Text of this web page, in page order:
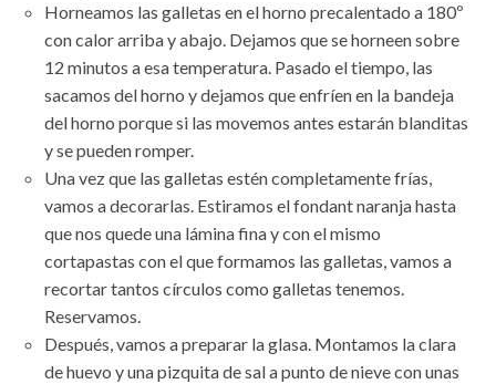
Horneamos las galletas en el horno precalentado a 180º
con calor arriba y abajo. Dejamos que se horneen sobre
12 minutos a esa temperatura. Pasado el tiempo, las
sacamos del horno y dejamos que enfríen en la bandeja
del horno porque si las movemos antes estarán blanditas
y se pueden romper.
Una vez que las galletas estén completamente frías,
vamos a decorarlas. Estiramos el fondant naranja hasta
que nos quede una lámina fina y con el mismo
cortapastas con el que formamos las galletas, vamos a
recortar tantos círculos como galletas tenemos.
Reservamos.
Después, vamos a preparar la glasa. Montamos la clara
de huevo y una pizquita de sal a punto de nieve con unas